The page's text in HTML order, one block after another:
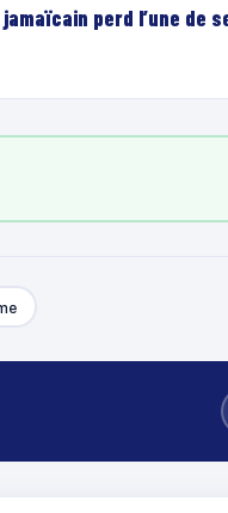
perd l’une de